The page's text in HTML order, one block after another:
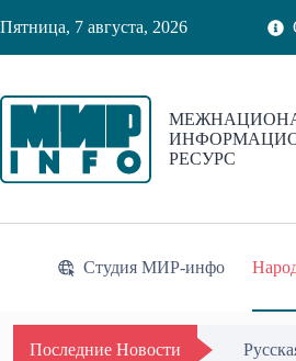
к
Пятница, 7 августа, 2026
РЕСУРС
Студия МИР-инфо
Последние Новости